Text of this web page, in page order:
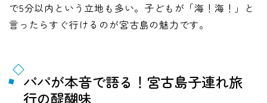
で5分以内という立地も多い。子どもが「海！海！」と
言ったらすぐ行けるのが宮古島の魅力です。
パパが本音で語る！宮古島子連れ旅
行の醍醐味